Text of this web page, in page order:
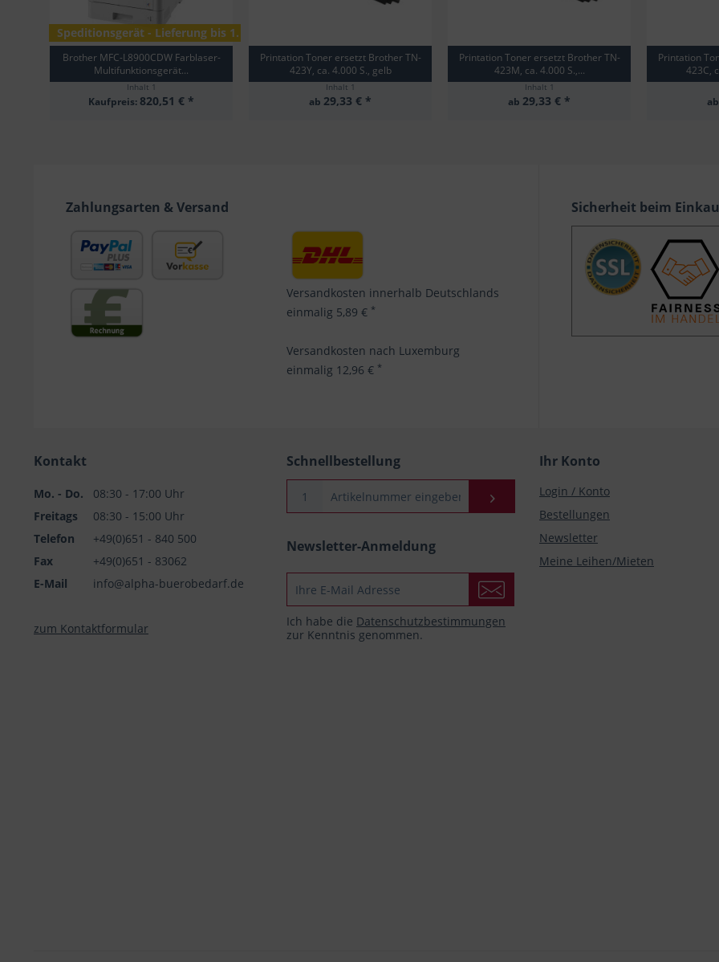
Speditionsgerät - Lieferung bis 1. Tür
Brother MFC-L8900CDW Farblaser-
Multifunktionsgerät...
Inhalt 1
Kaufpreis:820,51 € *
Printation Toner ersetzt Brother TN-
423Y, ca. 4.000 S., gelb
Inhalt 1
ab 29,33 € *
Printation Toner ersetzt Brother TN-
423M, ca. 4.000 S.,...
Inhalt 1
ab 29,33 € *
Printation
423C,
ab
Zahlungsarten & Versand
Versandkosten innerhalb Deutschlands
einmalig 5,89 € *
Versandkosten nach Luxemburg
einmalig 12,96 € *
Sicherheit beim
Kontakt
Mo. - Do.
08:30 - 17:00 Uhr
Freitags
08:30 - 15:00 Uhr
Telefon
+49(0)651 - 840 500
Fax
+49(0)651 - 83062
E-Mail
info@alpha-buerobedarf.de
zum Kontaktformular
Schnellbestellung
Newsletter-Anmeldung
Ich habe die Datenschutzbestimmungen
zur Kenntnis genommen.
Ihr Konto
Login / Konto
Bestellungen
Newsletter
Meine Leihen/Mieten